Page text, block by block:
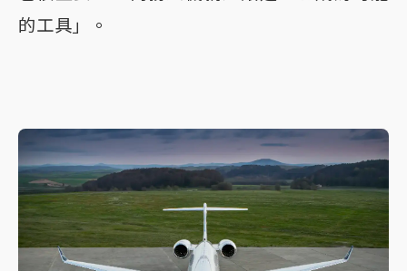
的工具」。